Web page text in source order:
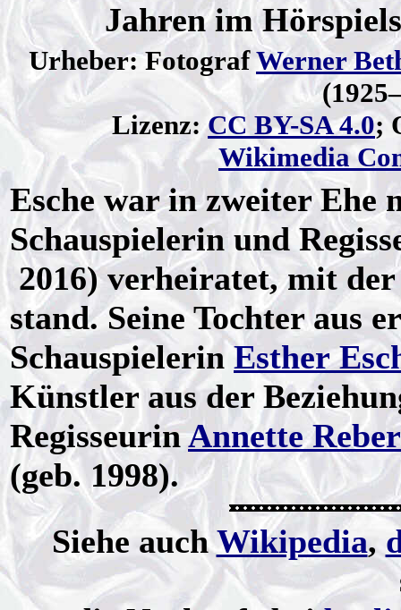
Jahren im
Urheber: FotografWerner
Lizenz:CC BY-SA 4.0;
Wikimedia
Esche war in zweiter Ehe
Schauspielerin und
2016) verheiratet, mit
stand. Seine Tochter aus
SchauspielerinEsther
Künstler aus der
RegisseurinAnnette Reber
(geb. 1998).
Siehe auchWikipedia,